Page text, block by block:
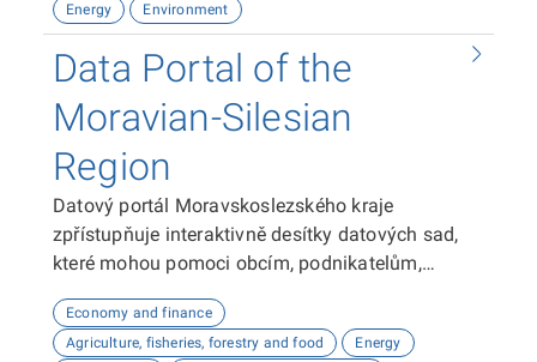
Energy Environment
Data Portal of the
Moravian-Silesian
Region
Datový portál Moravskoslezského kraje
zpřístupňuje interaktivně desítky datových sad,
které mohou pomoci obcím, podnikatelům,
plánovat, inovovat a poznávat náš kraj. Uživatelé
zde najdou informace o demografii, dopravě,
Economy and finance
Agriculture, fisheries, forestry and food
Energy